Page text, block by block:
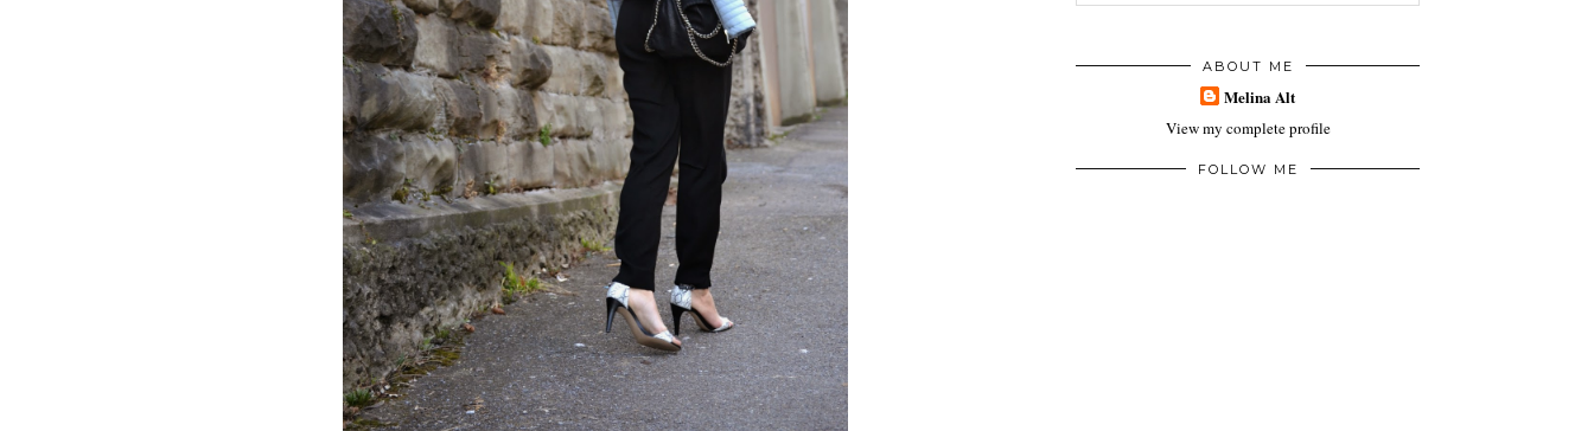
ABOUT ME
Melina Alt
View my complete profile
FOLLOW ME